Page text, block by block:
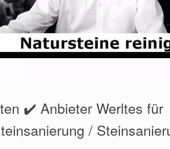
✔️ Anbieter Werltes für
/